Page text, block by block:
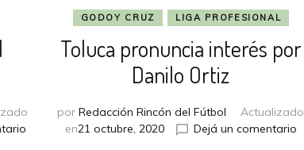
en
GODOY CRUZ LIGA PROFESIONAL
Toluca pronuncia interés por
Danilo Ortiz
porRedacción Rincón del Fútbol
Actualizado
en21 octubre, 2020 Dejá un comentarioen